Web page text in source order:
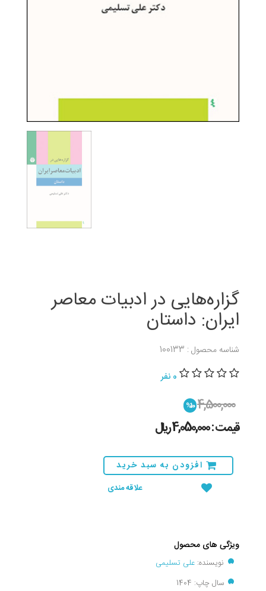
گزاره‌هایی در ادبیات معاصر
ایران: داستان
شناسه محصول : 100133
0 نفر
4,500,000
%10
قیمت : 4,050,000 ريال
افزودن به سبد خرید
علاقه مندی
ویژگی های محصول
نویسنده: علی تسلیمی
سال چاپ: 1404